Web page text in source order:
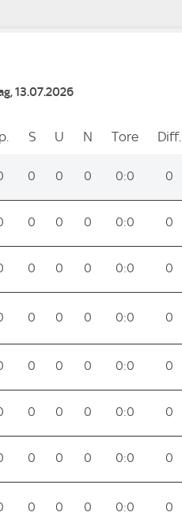
13.07.2026
Spiele
SSiege
U Unentschieden
N Niederlagen
Tore ToreDiff.
0 0 0 0:0 0
0 0 0 0:0 0
0 0 0 0:0 0
0 0 0 0:0 0
0 0 0 0:0 0
0 0 0 0:0 0
0 0 0 0:0 0
0 0 0 0:0 0